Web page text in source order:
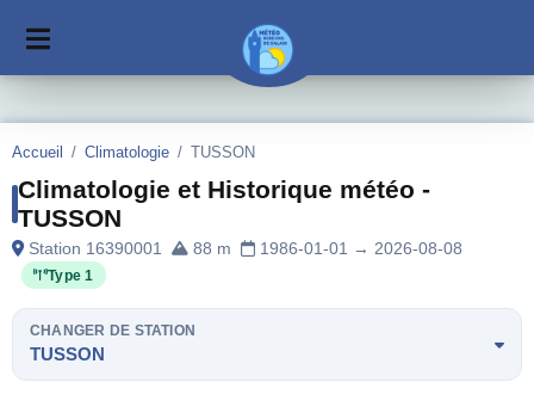
Accueil / Climatologie / TUSSON
Climatologie et Historique météo -
TUSSON
Station 16390001 88 m 1986-01-01 → 2026-08-08
Type 1
CHANGER DE STATION
TUSSON